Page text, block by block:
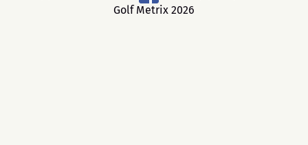
Golf Metrix 2026